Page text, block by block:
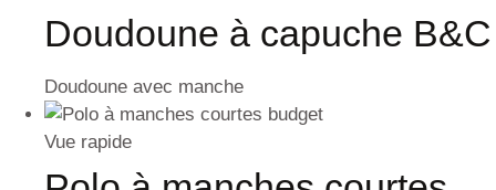
Doudoune à capuche B&C
Doudoune avec manche
Vue rapide